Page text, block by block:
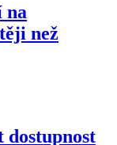
na
než
dostupnost